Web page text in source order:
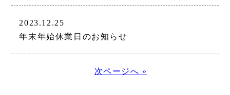
2023.12.25
年末年始休業日のお知らせ
次ページへ »